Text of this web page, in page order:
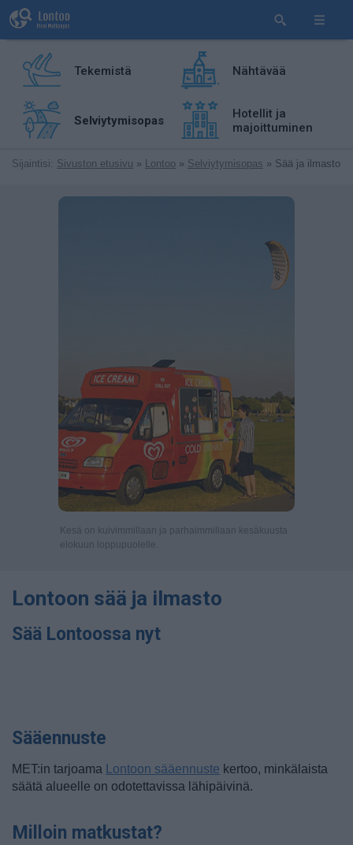
Tekemistä Nähtävää
Selviytymisopas
Hotellit ja
majoittuminen
Sijaintisi: Sivuston etusivu » Lontoo » Selviytymisopas » Sää ja ilmasto
Kesä on kuivimmillaan ja parhaimmillaan kesäkuusta
elokuun loppupuolelle.
Lontoon sää ja ilmasto
Sää Lontoossa nyt
Sääennuste
MET:in tarjoama Lontoon sääennuste kertoo, minkälaista
säätä alueelle on odotettavissa lähipäivinä.
Milloin matkustat?